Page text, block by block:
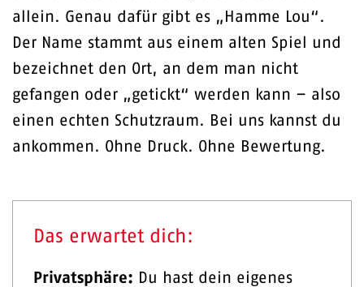
allein. Genau dafür gibt es „Hamme Lou“.
Der Name stammt aus einem alten Spiel und
bezeichnet den Ort, an dem man nicht
gefangen oder „getickt“ werden kann – also
einen echten Schutzraum. Bei uns kannst du
ankommen. Ohne Druck. Ohne Bewertung.
Das erwartet dich:
Privatsphäre: Du hast dein eigenes